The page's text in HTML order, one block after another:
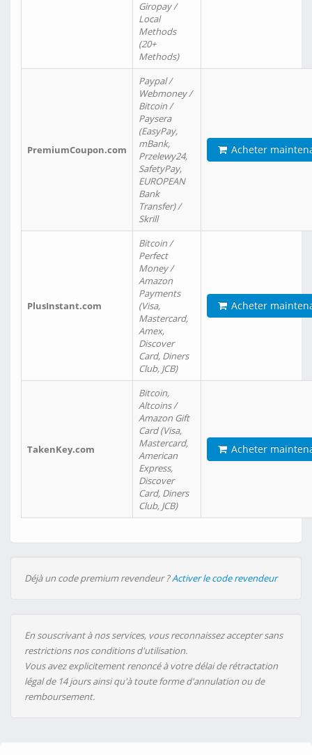
Giropay /
Local
Methods
(20+
Methods)
PremiumCoupon.com
Paypal /
Webmoney /
Bitcoin /
Paysera
(EasyPay,
mBank,
Przelewy24,
SafetyPay,
EUROPEAN
Bank
Transfer) /
Skrill
Acheter
PlusInstant.com
Bitcoin /
Perfect
Money /
Amazon
Payments
(Visa,
Mastercard,
Amex,
Discover
Card, Diners
Club, JCB)
Acheter
TakenKey.com
Bitcoin,
Altcoins /
Amazon Gift
Card (Visa,
Mastercard,
American
Express,
Discover
Card, Diners
Club, JCB)
Acheter
Déjà un code premium revendeur ?Activer le code revendeur
En souscrivant à nos services, vous reconnaissez accepter sans
restrictions nos conditions d'utilisation.
Vous avez explicitement renoncé à votre délai de rétractation
légal de 14 jours ainsi qu'à toute forme d'annulation ou de
remboursement.